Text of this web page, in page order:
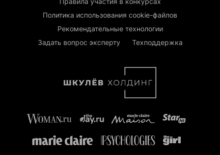
Политика использования cookie-файлов
Рекомендательные технологии
Задать вопрос эксперту
Техподдержка